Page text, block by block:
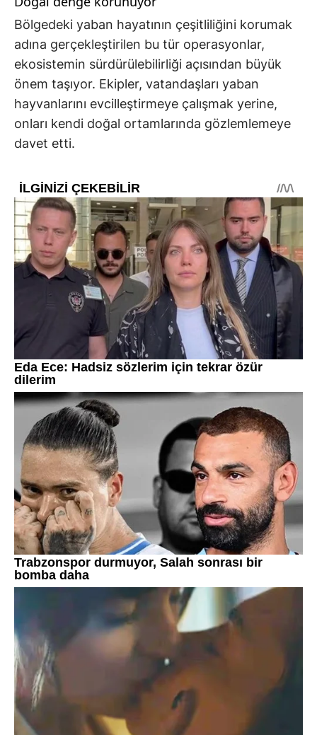
Bölgedeki yaban hayatının çeşitliliğini korumak
adına gerçekleştirilen bu tür operasyonlar,
ekosistemin sürdürülebilirliği açısından büyük
önem taşıyor. Ekipler, vatandaşları yaban
hayvanlarını evcilleştirmeye çalışmak yerine,
onları kendi doğal ortamlarında gözlemlemeye
davet etti.